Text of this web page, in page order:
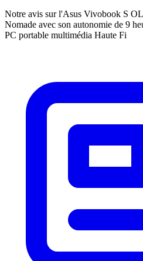
Notre avis sur l'Asus Vivobook S
Nomade avec son autonomie de 9
PC portable multimédia Haute Fi